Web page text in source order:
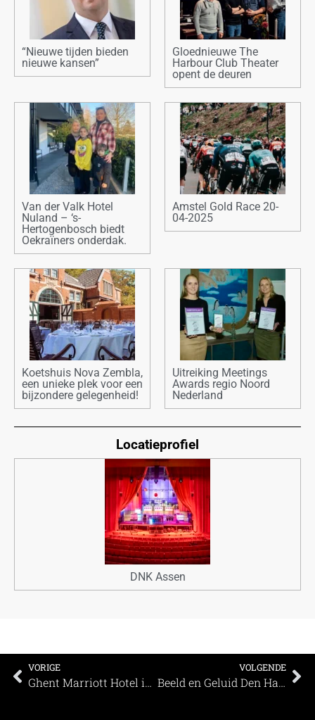
“Nieuwe tijden bieden
nieuwe kansen”
Gloednieuwe The
Harbour Club Theater
opent de deuren
Van der Valk Hotel
Nuland – ‘s-
Hertogenbosch biedt
Oekraïners onderdak.
Amstel Gold Race 20-
04-2025
Koetshuis Nova Zembla,
een unieke plek voor een
bijzondere gelegenheid!
Uitreiking Meetings
Awards regio Noord
Nederland
Locatieprofiel
DNK Assen
VORIGE
Ghent Marriott Hotel is er klaar voor om gasten weer in de watten te leggen
VOLGENDE
Beeld en Geluid Den Haag zet in op hybride evenementen